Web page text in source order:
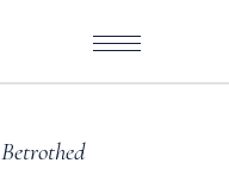
Betrothed